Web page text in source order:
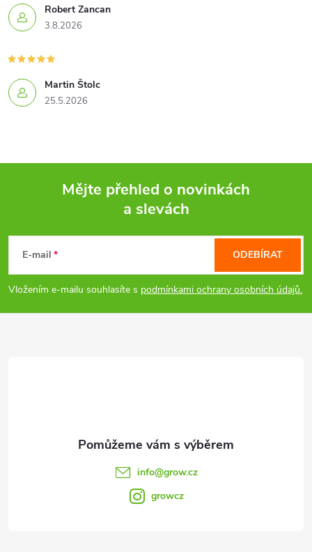
Robert Zancan
3.8.2026
Martin Štolc
25.5.2026
p
a
Mějte přehled o novinkách
a slevách
E-mail
Vložením e-mailu souhlasíte s podmínkami ochrany osobních údajů.
ODEBÍRAT
info@grow.cz
growcz